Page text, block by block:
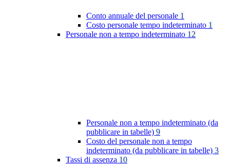
Conto annuale del personale 1
Costo personale tempo indeterminato 1
Personale non a tempo indeterminato 12
Personale non a tempo indeterminato (da
pubblicare in tabelle) 9
Costo del personale non a tempo
indeterminato (da pubblicare in tabelle) 3
Tassi di assenza 10